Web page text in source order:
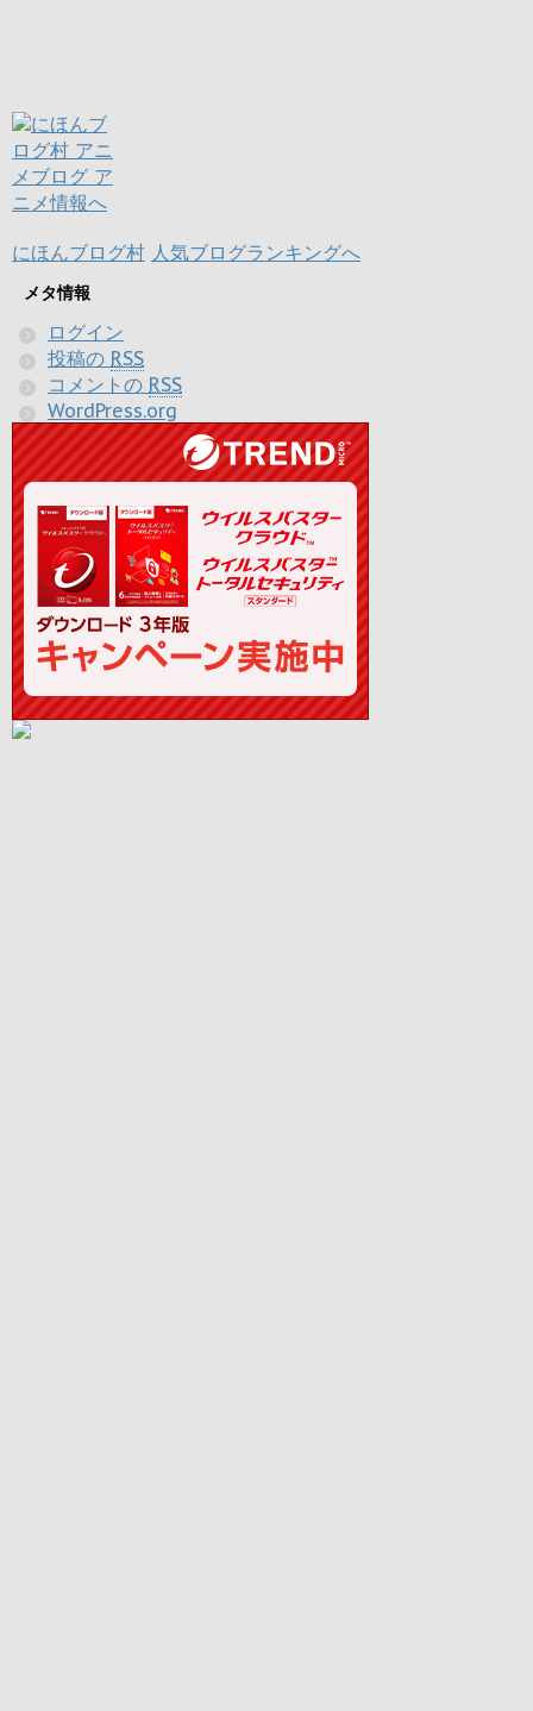
にほんブログ村 人気ブログランキングへ
メタ情報
ログイン
投稿の RSS
コメントの RSS
WordPress.org